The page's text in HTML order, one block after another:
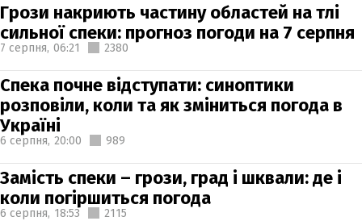
Грози накриють частину областей на тлі
сильної спеки: прогноз погоди на 7 серпня
7 серпня, 06:21 2380
Спека почне відступати: синоптики
розповіли, коли та як зміниться погода в
Україні
6 серпня, 20:00 989
Замість спеки – грози, град і шквали: де і
коли погіршиться погода
6 серпня, 18:53 2115